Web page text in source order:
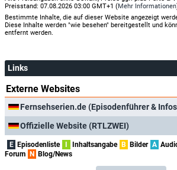
Preisstand: 07.08.2026 03:00 GMT+1 (Mehr Informationen
Bestimmte Inhalte, die auf dieser Website angezeigt
Diese Inhalte werden "wie besehen" bereitgestellt und
entfernt werden.
Links
Externe Websites
Fernsehserien.de (Episodenführer &
Offizielle Website (RTLZWEI)
E Episodenliste Inhaltsangabe B Bilder A
Forum
N Blog/News